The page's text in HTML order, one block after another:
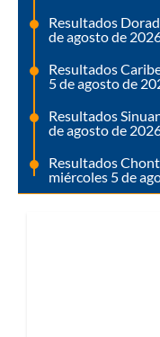
Resultados
de agosto de
Resultados
5 de agosto de
Resultados
de agosto de
Resultados
miércoles 5 de